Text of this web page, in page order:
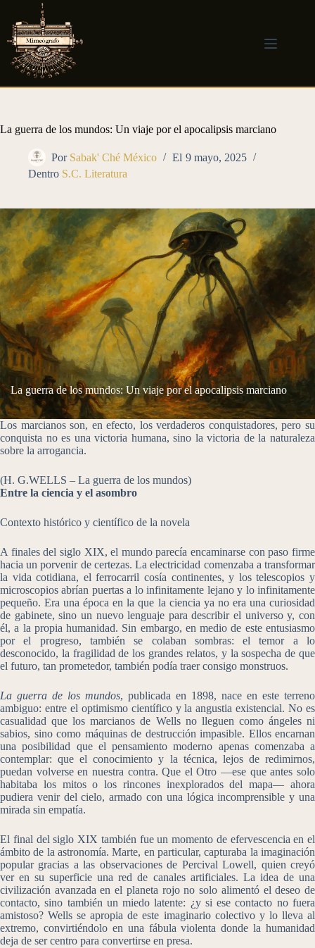
contenido
La guerra de los mundos: Un viaje por el apocalipsis marciano
Por Sabak' Ché México El 9 mayo, 2025
Dentro S.C. Literatura
La guerra de los mundos: Un viaje por el apocalipsis marciano
Los marcianos son, en efecto, los verdaderos conquistadores, pero su
conquista no es una victoria humana, sino la victoria de la naturaleza
sobre la arrogancia.
(H. G.WELLS – La guerra de los mundos)
Entre la ciencia y el asombro
Contexto histórico y científico de la novela
A finales del siglo XIX, el mundo parecía encaminarse con paso firme
hacia un porvenir de certezas. La electricidad comenzaba a transformar
la vida cotidiana, el ferrocarril cosía continentes, y los telescopios y
microscopios abrían puertas a lo infinitamente lejano y lo infinitamente
pequeño. Era una época en la que la ciencia ya no era una curiosidad
de gabinete, sino un nuevo lenguaje para describir el universo y, con
él, a la propia humanidad. Sin embargo, en medio de este entusiasmo
por el progreso, también se colaban sombras: el temor a lo
desconocido, la fragilidad de los grandes relatos, y la sospecha de que
el futuro, tan prometedor, también podía traer consigo monstruos.
La guerra de los mundos, publicada en 1898, nace en este terreno
ambiguo: entre el optimismo científico y la angustia existencial. No es
casualidad que los marcianos de Wells no lleguen como ángeles ni
sabios, sino como máquinas de destrucción impasible. Ellos encarnan
una posibilidad que el pensamiento moderno apenas comenzaba a
contemplar: que el conocimiento y la técnica, lejos de redimirnos,
puedan volverse en nuestra contra. Que el Otro —ese que antes solo
habitaba los mitos o los rincones inexplorados del mapa— ahora
pudiera venir del cielo, armado con una lógica incomprensible y una
mirada sin empatía.
El final del siglo XIX también fue un momento de efervescencia en el
ámbito de la astronomía. Marte, en particular, capturaba la imaginación
popular gracias a las observaciones de Percival Lowell, quien creyó
ver en su superficie una red de canales artificiales. La idea de una
civilización avanzada en el planeta rojo no solo alimentó el deseo de
contacto, sino también un miedo latente: ¿y si ese contacto no fuera
amistoso? Wells se apropia de este imaginario colectivo y lo lleva al
extremo, convirtiéndolo en una fábula violenta donde la humanidad
deja de ser centro para convertirse en presa.